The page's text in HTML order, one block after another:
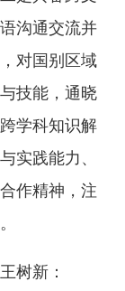
沟通交流并
对国别区域
技能，通晓
学科知识解
实践能力、
作精神，注
树新：